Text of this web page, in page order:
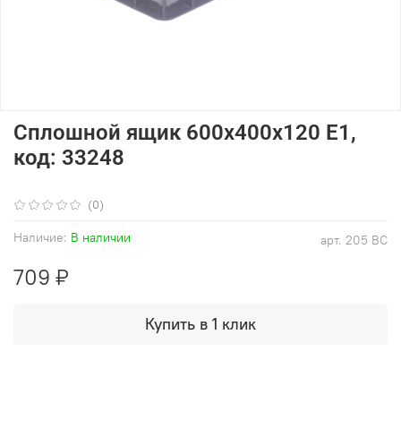
(0)
арт. 205 ВС
Наличие: В наличии
Сплошной ящик 600x400x120 Е1,
код: 33248
709 ₽
Купить в 1 клик